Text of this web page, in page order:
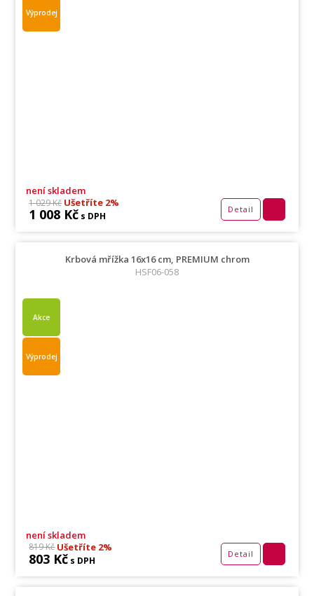
Výprodej
není skladem
1 029 KčUšetříte 2%
1 008 Kč s DPH
Detail
Krbová mřížka 16x16 cm, PREMIUM chrom
HSF06-058
Akce
Výprodej
není skladem
819 KčUšetříte 2%
803 Kč s DPH
Detail